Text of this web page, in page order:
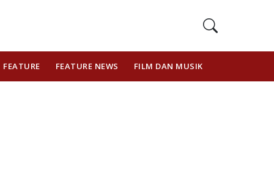
FEATURE FEATURE NEWS FILM DAN MUSIK